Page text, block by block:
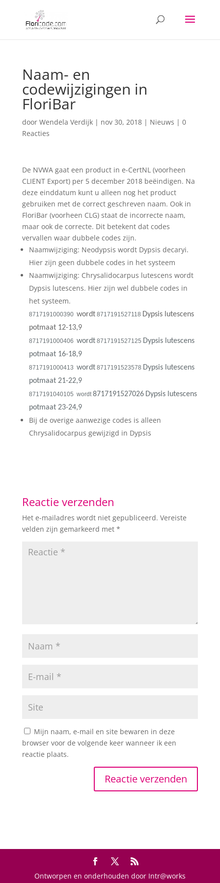
Naam- en
codewijzigingen in
FloriBar
door Wendela Verdijk| nov 30, 2018| Nieuws | 0
Reacties
De NVWA gaat een product in e-CertNL (voorheen
CLIENT Export) per 5 december 2018 beëindigen. Na
deze einddatum kunt u alleen nog het product
gebruiken met de correct geschreven naam. Ook in
FloriBar (voorheen CLG) staat de incorrecte naam,
maar ook de correcte. Dit betekent dat codes
vervallen waar dubbele codes zijn.
Naamwijziging: Neodypsis wordt Dypsis decaryi.
Hier zijn geen dubbele codes in het systeem
Naamwijziging: Chrysalidocarpus lutescens wordt
Dypsis lutescens. Hier zijn wel dubbele codes in
het systeem.
8717191000390 wordt8717191527118 Dypsis lutescens
potmaat 12-13,9
8717191000406 wordt8717191527125 Dypsis lutescens
potmaat 16-18,9
8717191000413 wordt8717191523578 Dypsis lutescens
potmaat 21-22,9
8717191040105 wordt8717191527026 Dypsis lutescens
potmaat 23-24,9
Bij de overige aanwezige codes is alleen
Chrysalidocarpus gewijzigd in Dypsis
Reactie verzenden
Het e-mailadres wordt niet gepubliceerd. Vereiste
velden zijn gemarkeerd met *
Mijn naam, e-mail en site bewaren in deze
browser voor de volgende keer wanneer ik een
reactie plaats.
Ontworpen en onderhouden door Intr@works